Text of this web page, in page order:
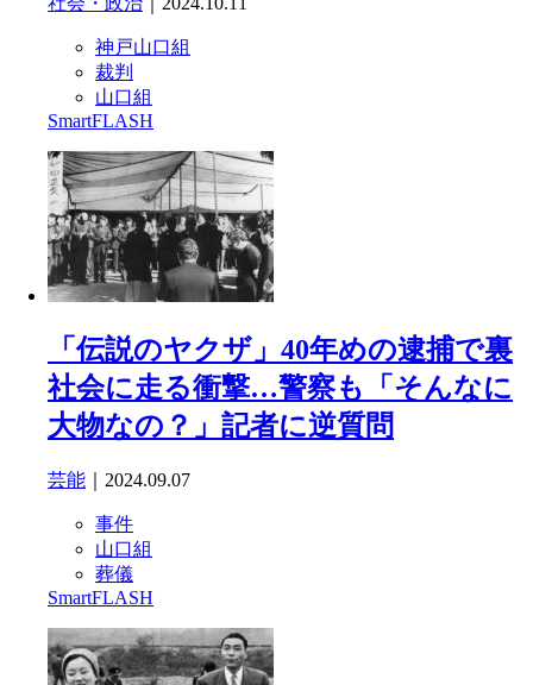
神戸山口組
裁判
山口組
SmartFLASH
「伝説のヤクザ」40年めの逮捕で裏
社会に走る衝撃…警察も「そんなに
大物なの？」記者に逆質問
芸能 ｜2024.09.07
事件
山口組
葬儀
SmartFLASH